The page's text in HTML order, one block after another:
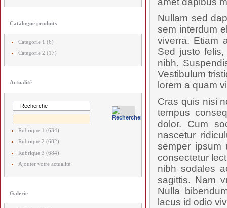
Catalogue produits
Categorie 1 (6)
Categorie 2 (17)
Actualité
Rubrique 1 (634)
Rubrique 2 (682)
Rubrique 3 (684)
Ajouter votre actualité
Galerie
Nullam sed
sem interdum
viverra. Etiam
Sed justo
nibh.
Vestibulum
lorem a quam
Cras quis nisi
tempus
dolor. Cum
nascetur
semper ipsum
consectetur
nibh sodales
sagittis. Nam
Nulla
lacus id odio